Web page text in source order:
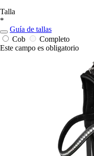
Talla
*
Guía de tallas
Cob
Completo
Este campo es obligatorio